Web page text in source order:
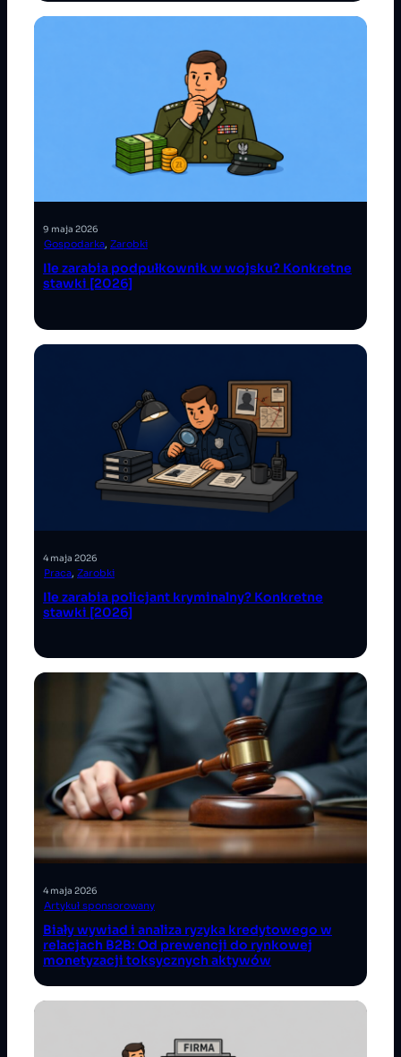
9 maja 2026
Gospodarka, Zarobki
Ile zarabia podpułkownik w wojsku? Konkretne
stawki [2026]
4 maja 2026
Praca, Zarobki
Ile zarabia policjant kryminalny? Konkretne
stawki [2026]
4 maja 2026
Artykuł sponsorowany
Biały wywiad i analiza ryzyka kredytowego w
relacjach B2B: Od prewencji do rynkowej
monetyzacji toksycznych aktywów